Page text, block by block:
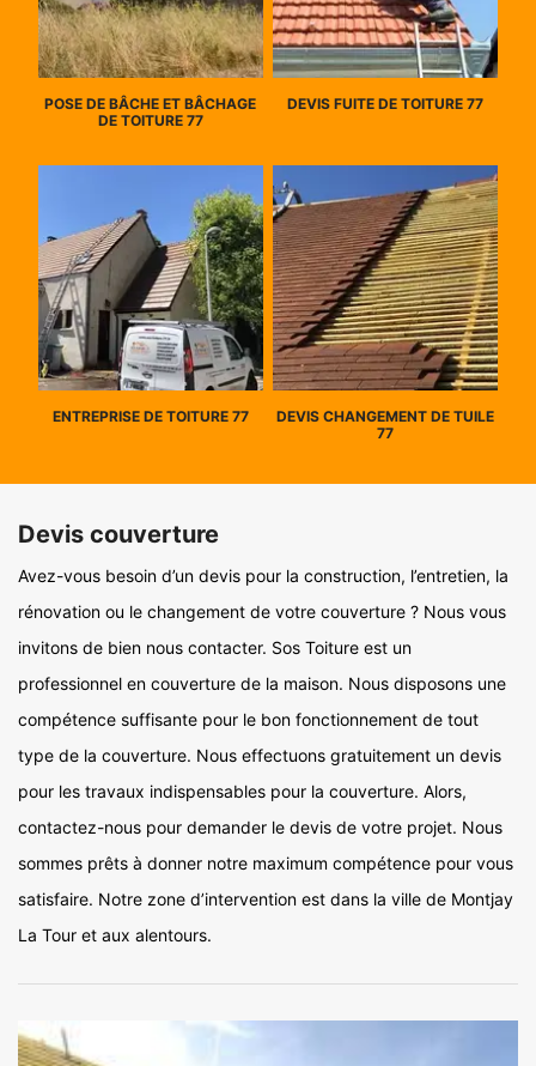
POSE DE BÂCHE ET BÂCHAGE
DE TOITURE 77
DEVIS FUITE DE TOITURE 77
ENTREPRISE DE TOITURE 77
DEVIS CHANGEMENT DE TUILE
77
Devis couverture
Avez-vous besoin d’un devis pour la construction, l’entretien, la
rénovation ou le changement de votre couverture ? Nous vous
invitons de bien nous contacter. Sos Toiture est un
professionnel en couverture de la maison. Nous disposons une
compétence suffisante pour le bon fonctionnement de tout
type de la couverture. Nous effectuons gratuitement un devis
pour les travaux indispensables pour la couverture. Alors,
contactez-nous pour demander le devis de votre projet. Nous
sommes prêts à donner notre maximum compétence pour vous
satisfaire. Notre zone d’intervention est dans la ville de Montjay
La Tour et aux alentours.